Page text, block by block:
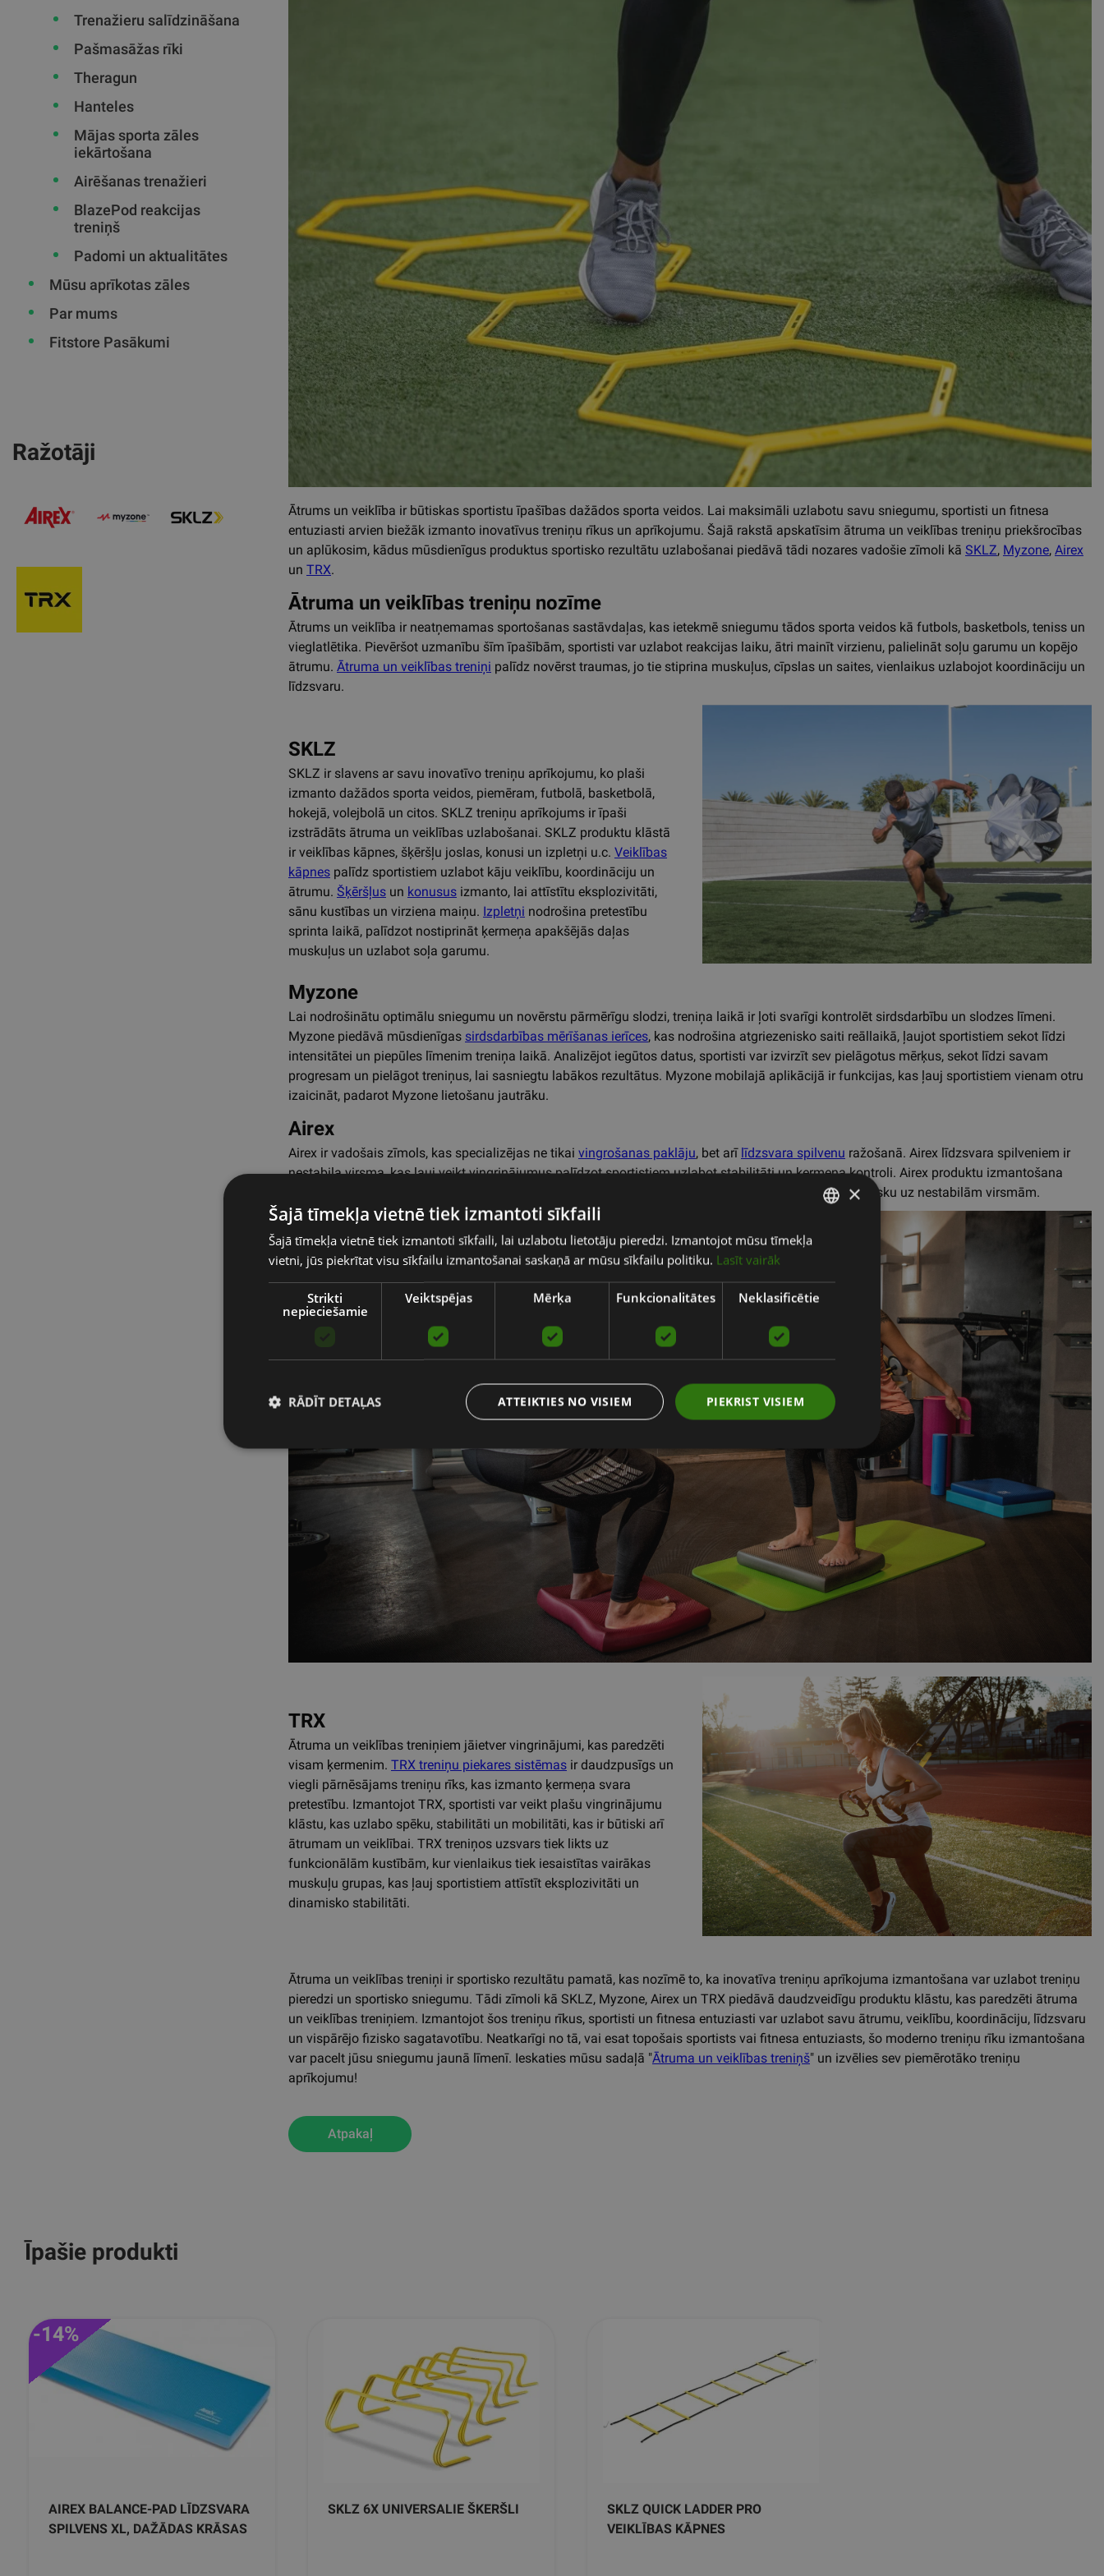
Trenažieru salīdzināšana
Pašmasāžas rīki
Theragun
Hanteles
Mājas sporta zāles
iekārtošana
Airēšanas trenažieri
BlazePod reakcijas
treniņš
Padomi un aktualitātes
Mūsu aprīkotas zāles
Par mums
Fitstore Pasākumi
Ražotāji
Ātrums un veiklība ir būtiskas sportistu īpašības dažādos sporta veidos. Lai maksimāli uzlabotu savu sniegumu, sportisti un fitnesa
entuziasti arvien biežāk izmanto inovatīvus treniņu rīkus un aprīkojumu. Šajā rakstā apskatīsim ātruma un veiklības treniņu priekšrocības
un aplūkosim, kādus mūsdienīgus produktus sportisko rezultātu uzlabošanai piedāvā tādi nozares vadošie zīmoli kā SKLZ, Myzone, Airex
un TRX.
Ātruma un veiklības treniņu nozīme
Ātrums un veiklība ir neatņemamas sportošanas sastāvdaļas, kas ietekmē sniegumu tādos sporta veidos kā futbols, basketbols, teniss un
vieglatlētika. Pievēršot uzmanību šīm īpašībām, sportisti var uzlabot reakcijas laiku, ātri mainīt virzienu, palielināt soļu garumu un kopējo
ātrumu. Ātruma un veiklības treniņi palīdz novērst traumas, jo tie stiprina muskuļus, cīpslas un saites, vienlaikus uzlabojot koordināciju un
līdzsvaru.
SKLZ
SKLZ ir slavens ar savu inovatīvo treniņu aprīkojumu, ko plaši
izmanto dažādos sporta veidos, piemēram, futbolā, basketbolā,
hokejā, volejbolā un citos. SKLZ treniņu aprīkojums ir īpaši
izstrādāts ātruma un veiklības uzlabošanai. SKLZ produktu klāstā
ir veiklības kāpnes, šķēršļu joslas, konusi un izpletņi u.c. Veiklības
kāpnes palīdz sportistiem uzlabot kāju veiklību, koordināciju un
ātrumu. Šķēršļus un konusus izmanto, lai attīstītu eksplozivitāti,
sānu kustības un virziena maiņu. Izpletņi nodrošina pretestību
sprinta laikā, palīdzot nostiprināt ķermeņa apakšējās daļas
muskuļus un uzlabot soļa garumu.
Myzone
Lai nodrošinātu optimālu sniegumu un novērstu pārmērīgu slodzi, treniņa laikā ir ļoti svarīgi kontrolēt sirdsdarbību un slodzes līmeni.
Myzone piedāvā mūsdienīgas sirdsdarbības mērīšanas ierīces, kas nodrošina atgriezenisko saiti reāllaikā, ļaujot sportistiem sekot līdzi
intensitātei un piepūles līmenim treniņa laikā. Analizējot iegūtos datus, sportisti var izvirzīt sev pielāgotus mērķus, sekot līdzi savam
progresam un pielāgot treniņus, lai sasniegtu labākos rezultātus. Myzone mobilajā aplikācijā ir funkcijas, kas ļauj sportistiem vienam otru
izaicināt, padarot Myzone lietošanu jautrāku.
Airex
Airex ir vadošais zīmols, kas specializējas ne tikai vingrošanas paklāju, bet arī līdzsvara spilvenu ražošanā. Airex līdzsvara spilveniem ir
nestabila virsma, kas ļauj veikt vingrinājumus palīdzot sportistiem uzlabot stabilitāti un ķermeņa kontroli. Airex produktu izmantošana
ātruma un veiklības treniņos uzlabo vispārējo sportisko sniegumu, kā arī samazina traumu gūšanas risku uz nestabilām virsmām.
TRX
Ātruma un veiklības treniņiem jāietver vingrinājumi, kas paredzēti
visam ķermenim. TRX treniņu piekares sistēmas ir daudzpusīgs un
viegli pārnēsājams treniņu rīks, kas izmanto ķermeņa svara
pretestību. Izmantojot TRX, sportisti var veikt plašu vingrinājumu
klāstu, kas uzlabo spēku, stabilitāti un mobilitāti, kas ir būtiski arī
ātrumam un veiklībai. TRX treniņos uzsvars tiek likts uz
funkcionālām kustībām, kur vienlaikus tiek iesaistītas vairākas
muskuļu grupas, kas ļauj sportistiem attīstīt eksplozivitāti un
dinamisko stabilitāti.
Ātruma un veiklības treniņi ir sportisko rezultātu pamatā, kas nozīmē to, ka inovatīva treniņu aprīkojuma izmantošana var uzlabot treniņu
pieredzi un sportisko sniegumu. Tādi zīmoli kā SKLZ, Myzone, Airex un TRX piedāvā daudzveidīgu produktu klāstu, kas paredzēti ātruma
un veiklības treniņiem. Izmantojot šos treniņu rīkus, sportisti un fitnesa entuziasti var uzlabot savu ātrumu, veiklību, koordināciju, līdzsvaru
un vispārējo fizisko sagatavotību. Neatkarīgi no tā, vai esat topošais sportists vai fitnesa entuziasts, šo moderno treniņu rīku izmantošana
var pacelt jūsu sniegumu jaunā līmenī. Ieskaties mūsu sadaļā "Ātruma un veiklības treniņš" un izvēlies sev piemērotāko treniņu
aprīkojumu!
Atpakaļ
Īpašie produkti
AIREX BALANCE-PAD LĪDZSVARA
SPILVENS XL, DAŽĀDAS KRĀSAS
-14%
SKLZ 6X UNIVERSALIE ŠKERŠLI
SKLZ QUICK LADDER PRO
VEIKLĪBAS KĀPNES
LATVIAN
RUSSIAN
×
Šajā tīmekļa vietnē tiek izmantoti sīkfaili
Šajā tīmekļa vietnē tiek izmantoti sīkfaili, lai uzlabotu lietotāju pieredzi. Izmantojot mūsu tīmekļa
vietni, jūs piekrītat visu sīkfailu izmantošanai saskaņā ar mūsu sīkfailu politiku. Lasīt vairāk
Strikti
nepieciešamie
Veiktspējas Mērķa Funkcionalitātes Neklasificētie
PIEKRIST VISIEM
ATTEIKTIES NO VISIEM
RĀDĪT DETAĻAS